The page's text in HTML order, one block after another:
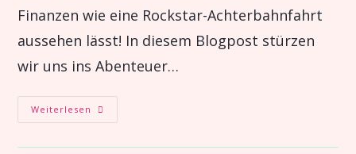
Finanzen wie eine Rockstar-Achterbahnfahrt
aussehen lässt! In diesem Blogpost stürzen
wir uns ins Abenteuer…
Weiterlesen